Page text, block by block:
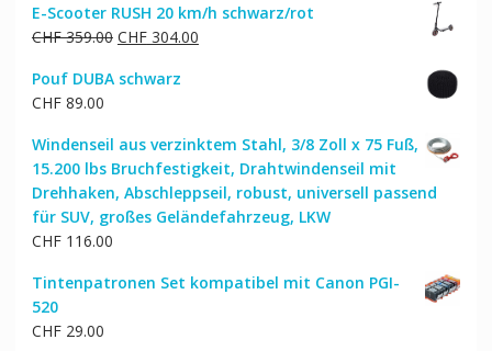
E-Scooter RUSH 20 km/h schwarz/rot
CHF359.00 Ursprünglicher
war:
CHF304.00Aktueller
Pouf DUBA schwarz
CHF89.00
Windenseil aus verzinktem Stahl, 3/8 Zoll x 75 Fuß,
15.200 lbs Bruchfestigkeit, Drahtwindenseil mit
Drehhaken, Abschleppseil, robust, universell passend
für SUV, großes Geländefahrzeug, LKW
CHF116.00
Tintenpatronen Set kompatibel mit Canon PGI-
520
CHF29.00